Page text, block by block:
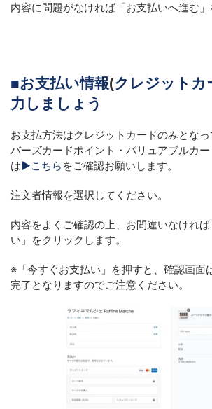
内容に問題がなければ「お支払いへ進む」
■お支払い情報(クレジットカ
力しましょう
お支払方法はクレジットカードのみとなっ
バーズカードポイント・バリュアブルカ
は▶こちら をご確認お願いします。
注文者情報を選択してください。
内容をよくご確認の上、お間違いなけれ
い」をクリックします。
※ 「今すぐお支払い」を押すと、確認画面
完了となりますのでご注意ください。